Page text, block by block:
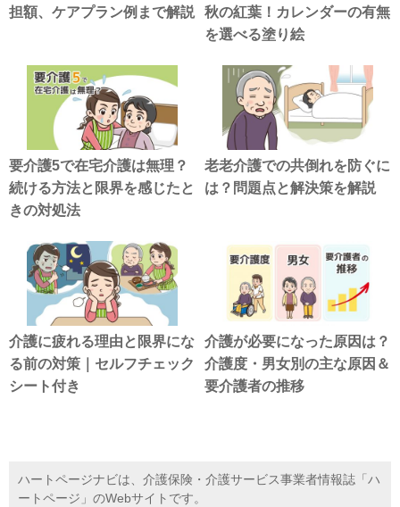
担額、ケアプラン例まで解説
秋の紅葉！カレンダーの有無
を選べる塗り絵
要介護5で在宅介護は無理？
続ける方法と限界を感じたと
きの対処法
老老介護での共倒れを防ぐに
は？問題点と解決策を解説
介護に疲れる理由と限界にな
る前の対策｜セルフチェック
シート付き
介護が必要になった原因は？
介護度・男女別の主な原因＆
要介護者の推移
ハートページナビは、介護保険・介護サービス事業者情報誌「ハ
ートページ」のWebサイトです。